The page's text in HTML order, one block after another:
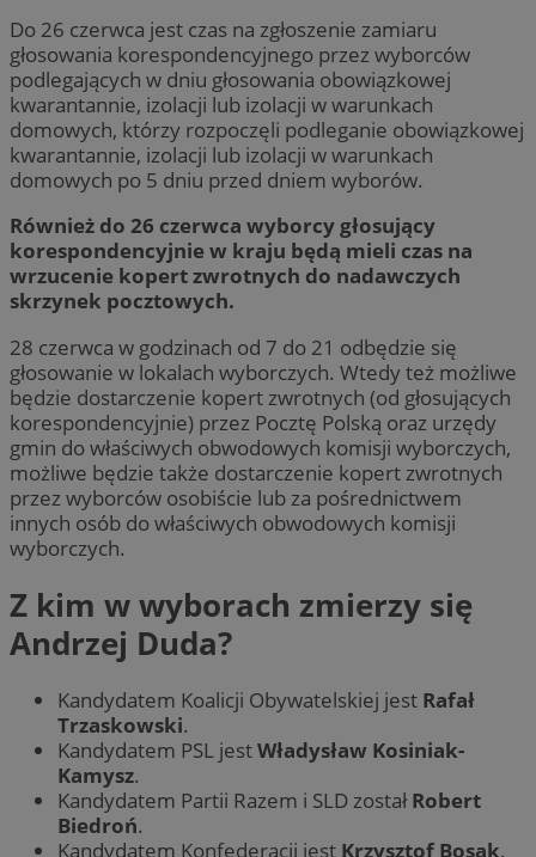
Do 26 czerwca jest czas na zgłoszenie zamiaru
głosowania korespondencyjnego przez wyborców
podlegających w dniu głosowania obowiązkowej
kwarantannie, izolacji lub izolacji w warunkach
domowych, którzy rozpoczęli podleganie obowiązkowej
kwarantannie, izolacji lub izolacji w warunkach
domowych po 5 dniu przed dniem wyborów.
Również do 26 czerwca wyborcy głosujący
korespondencyjnie w kraju będą mieli czas na
wrzucenie kopert zwrotnych do nadawczych
skrzynek pocztowych.
28 czerwca w godzinach od 7 do 21 odbędzie się
głosowanie w lokalach wyborczych. Wtedy też możliwe
będzie dostarczenie kopert zwrotnych (od głosujących
korespondencyjnie) przez Pocztę Polską oraz urzędy
gmin do właściwych obwodowych komisji wyborczych,
możliwe będzie także dostarczenie kopert zwrotnych
przez wyborców osobiście lub za pośrednictwem
innych osób do właściwych obwodowych komisji
wyborczych.
Z kim w wyborach zmierzy się
Andrzej Duda?
Kandydatem Koalicji Obywatelskiej jest Rafał
Trzaskowski.
Kandydatem PSL jestWładysław Kosiniak-
Kamysz.
Kandydatem Partii Razem i SLD zostałRobert
Biedroń.
Kandydatem Konfederacji jest Krzysztof Bosak.